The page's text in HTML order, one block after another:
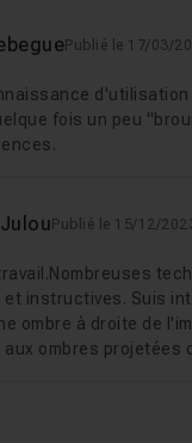
ruines
lac
dragon 05m19
et ombres
Publié le 17/03/
fois un peu
Publié le 15/12/
instructives. Suis
ombre à droite de
ombres projetées